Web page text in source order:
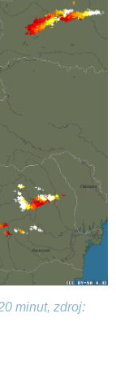
minut, zdroj: